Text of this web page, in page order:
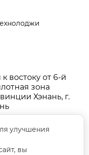
востоку от 6-й
зона
Хэнань, г.
улучшения
вы